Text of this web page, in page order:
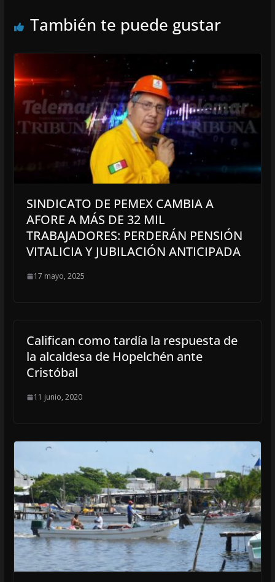
También te puede gustar
SINDICATO DE PEMEX CAMBIA A
AFORE A MÁS DE 32 MIL
TRABAJADORES: PERDERÁN PENSIÓN
VITALICIA Y JUBILACIÓN ANTICIPADA
17 mayo, 2025
Califican como tardía la respuesta de
la alcaldesa de Hopelchén ante
Cristóbal
11 junio, 2020